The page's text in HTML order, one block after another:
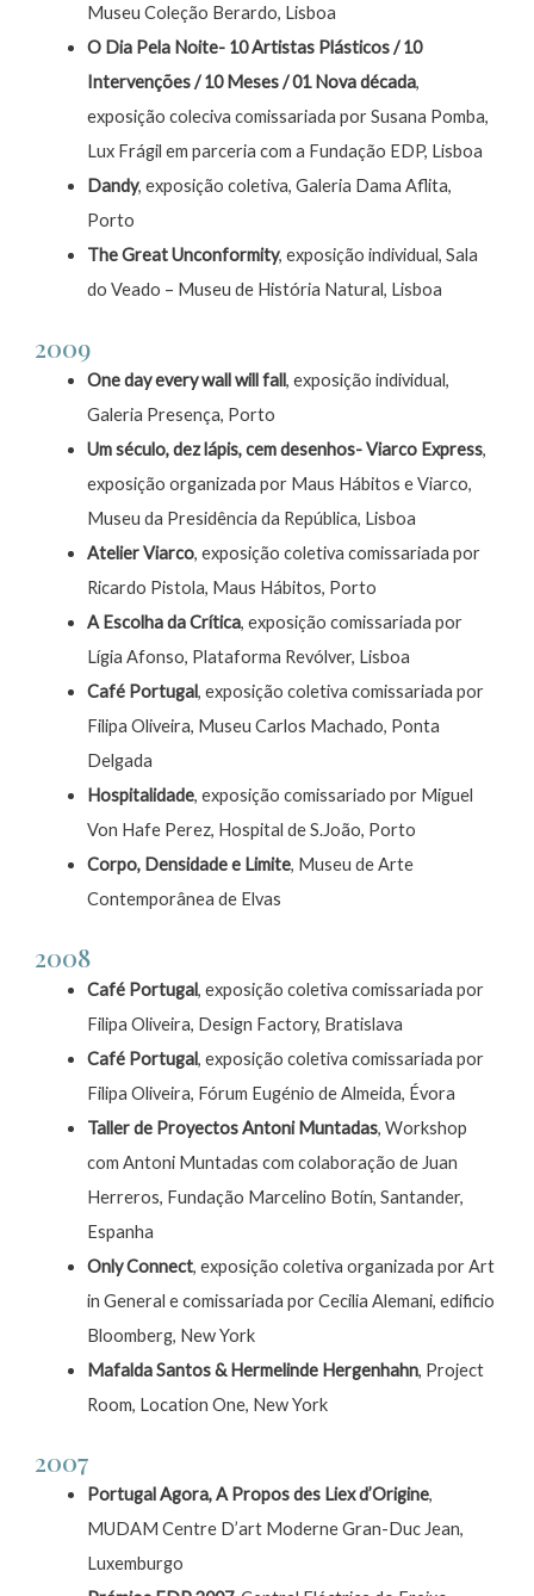
Museu Coleção Berardo, Lisboa
O Dia Pela Noite- 10 Artistas Plásticos / 10
Intervenções / 10 Meses / 01 Nova década,
exposição coleciva comissariada por Susana Pomba,
Lux Frágil em parceria com a Fundação EDP, Lisboa
Dandy, exposição coletiva, Galeria Dama Aflita,
Porto
The Great Unconformity, exposição individual, Sala
do Veado – Museu de História Natural, Lisboa
2009
One day every wall will fall, exposição individual,
Galeria Presença, Porto
Um século, dez lápis, cem desenhos- Viarco Express,
exposição organizada por Maus Hábitos e Viarco,
Museu da Presidência da República, Lisboa
Atelier Viarco, exposição coletiva comissariada por
Ricardo Pistola, Maus Hábitos, Porto
A Escolha da Crítica, exposição comissariada por
Lígia Afonso, Plataforma Revólver, Lisboa
Café Portugal, exposição coletiva comissariada por
Filipa Oliveira, Museu Carlos Machado, Ponta
Delgada
Hospitalidade, exposição comissariado por Miguel
Von Hafe Perez, Hospital de S.João, Porto
Corpo, Densidade e Limite, Museu de Arte
Contemporânea de Elvas
2008
Café Portugal, exposição coletiva comissariada por
Filipa Oliveira, Design Factory, Bratislava
Café Portugal, exposição coletiva comissariada por
Filipa Oliveira, Fórum Eugénio de Almeida, Évora
Taller de Proyectos Antoni Muntadas, Workshop
com Antoni Muntadas com colaboração de Juan
Herreros, Fundação Marcelino Botín, Santander,
Espanha
Only Connect, exposição coletiva organizada por Art
in General e comissariada por Cecilia Alemani, edificio
Bloomberg, New York
Mafalda Santos & Hermelinde Hergenhahn, Project
Room, Location One, New York
2007
Portugal Agora, A Propos des Liex d’Origine,
MUDAM Centre D’art Moderne Gran-Duc Jean,
Luxemburgo